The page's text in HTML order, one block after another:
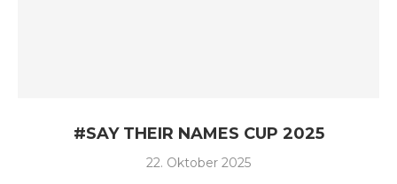
#SAY THEIR NAMES CUP 2025
22. Oktober 2025